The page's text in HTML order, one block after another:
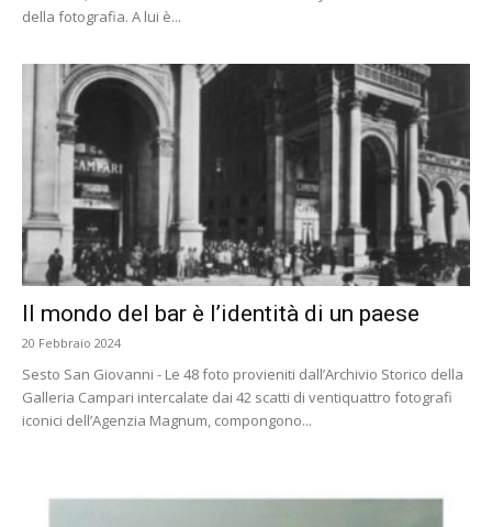
della fotografia. A lui è...
Il mondo del bar è l’identità di un paese
20 Febbraio 2024
Sesto San Giovanni - Le 48 foto provieniti dall’Archivio Storico della
Galleria Campari intercalate dai 42 scatti di ventiquattro fotografi
iconici dell’Agenzia Magnum, compongono...